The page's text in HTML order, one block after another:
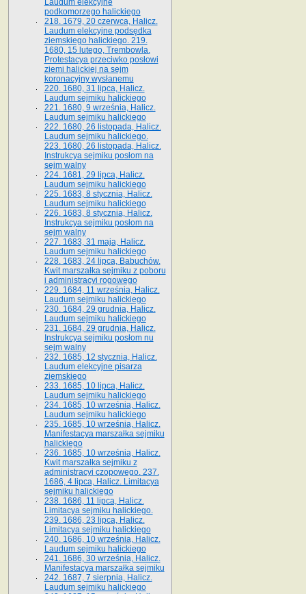
Laudum elekcyjne
podkomorzego halickiego
218. 1679, 20 czerwca, Halicz.
Laudum elekcyjne podsędka
ziemskiego halickiego. 219.
1680, 15 lutego, Trembowla.
Protestacya przeciwko posłowi
ziemi halickiej na sejm
koronacyjny wysłanemu
220. 1680, 31 lipca, Halicz.
Laudum sejmiku halickiego
221. 1680, 9 września, Halicz.
Laudum sejmiku halickiego
222. 1680, 26 listopada, Halicz.
Laudum sejmiku halickiego.
223. 1680, 26 listopada, Halicz.
Instrukcya sejmiku posłom na
sejm walny
224. 1681, 29 lipca, Halicz.
Laudum sejmiku halickiego
225. 1683, 8 stycznia, Halicz.
Laudum sejmiku halickiego
226. 1683, 8 stycznia, Halicz.
Instrukcya sejmiku posłom na
sejm walny
227. 1683, 31 maja, Halicz.
Laudum sejmiku halickiego
228. 1683, 24 lipca, Babuchów.
Kwit marszałka sejmiku z poboru
i administracyi rogowego
229. 1684, 11 września, Halicz.
Laudum sejmiku halickiego
230. 1684, 29 grudnia, Halicz.
Laudum sejmiku halickiego
231. 1684, 29 grudnia, Halicz.
Instrukcya sejmiku posłom nu
sejm walny
232. 1685, 12 stycznia, Halicz.
Laudum elekcyjne pisarza
ziemskiego
233. 1685, 10 lipca, Halicz.
Laudum sejmiku halickiego
234. 1685, 10 września, Halicz.
Laudum sejmiku halickiego
235. 1685, 10 września, Halicz.
Manifestacya marszałka sejmiku
halickiego
236. 1685, 10 września, Halicz.
Kwit marszałka sejmiku z
administracyi czopowego. 237.
1686, 4 lipca, Halicz. Limitacya
sejmiku halickiego
238. 1686, 11 lipca, Halicz.
Limitacya sejmiku halickiego.
239. 1686, 23 lipca, Halicz.
Limitacya sejmiku halickiego
240. 1686, 10 września, Halicz.
Laudum sejmiku halickiego
241. 1686, 30 września, Halicz.
Manifestacya marszałka sejmiku
242. 1687, 7 sierpnia, Halicz.
Laudum sejmiku halickiego